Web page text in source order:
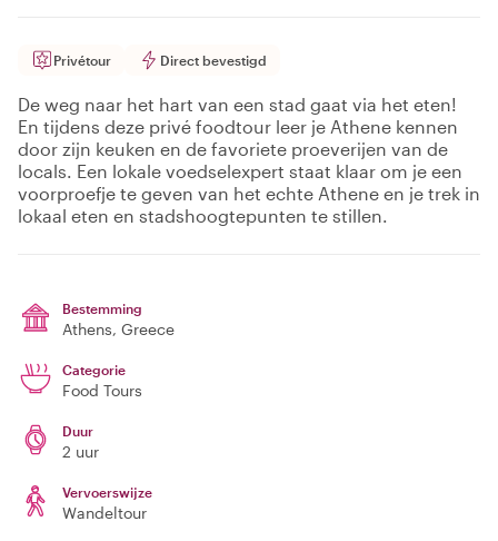
Privétour Direct bevestigd
De weg naar het hart van een stad gaat via het eten!
En tijdens deze privé foodtour leer je Athene kennen
door zijn keuken en de favoriete proeverijen van de
locals. Een lokale voedselexpert staat klaar om je een
voorproefje te geven van het echte Athene en je trek in
lokaal eten en stadshoogtepunten te stillen.
Bestemming
Athens, Greece
Categorie
Food Tours
Duur
2 uur
Vervoerswijze
Wandeltour